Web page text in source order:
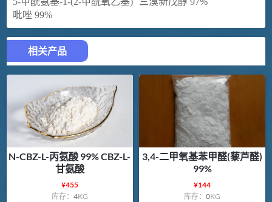
吡唑 99%
相关产品
N-CBZ-L-丙氨酸 99% CBZ-L-
甘氨酸
¥455
库存： 4KG
3,4-二甲氧基苯甲醛(藜芦醛)
99%
¥144
库存：0KG